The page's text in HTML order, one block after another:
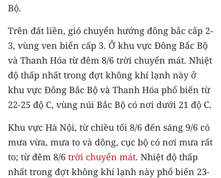
Media Kinh tế
Media Văn hóa
Media Xã hội
Media Pháp luật
Media Du lịch
Media Thế giới
Media Thể thao
Media Giáo dục
Bộ.
Trên đất liền, gió chuyển hướng đông bắc cấp 2-
3, vùng ven biển cấp 3. Ở khu vực Đông Bắc Bộ
và Thanh Hóa từ đêm 8/6 trời chuyển mát. Nhiệt
độ thấp nhất trong đợt không khí lạnh này ở
khu vực Đông Bắc Bộ và Thanh Hóa phổ biến từ
22-25 độ C, vùng núi Bắc Bộ có nơi dưới 21 độ C.
Khu vực Hà Nội, từ chiều tối 8/6 đến sáng 9/6 có
mưa vừa, mưa to và dông, cục bộ có nơi mưa rất
to; từ đêm 8/6 trời chuyển mát. Nhiệt độ thấp
nhất trong đợt không khí lạnh này phổ biến 23-